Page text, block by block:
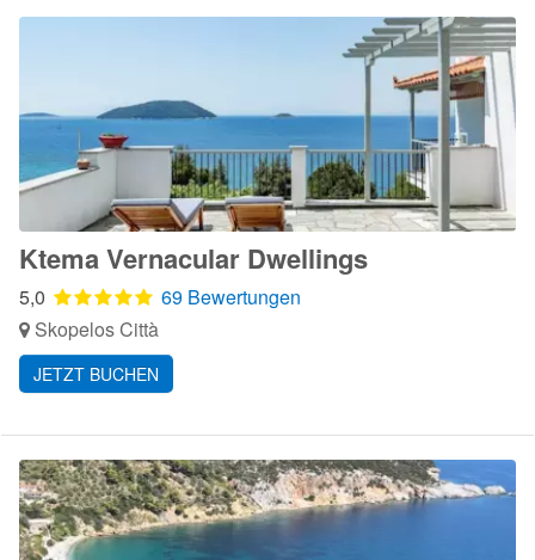
Ktema Vernacular Dwellings
5,0
69 Bewertungen
Skopelos Città
JETZT BUCHEN